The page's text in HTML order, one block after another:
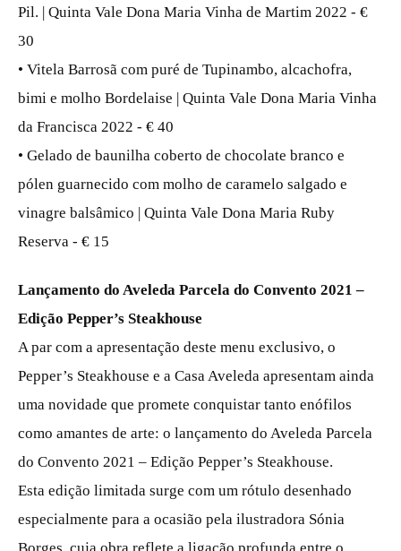
Pil. | Quinta Vale Dona Maria Vinha de Martim 2022 - €
30
• Vitela Barrosã com puré de Tupinambo, alcachofra,
bimi e molho Bordelaise | Quinta Vale Dona Maria Vinha
da Francisca 2022 - € 40
• Gelado de baunilha coberto de chocolate branco e
pólen guarnecido com molho de caramelo salgado e
vinagre balsâmico | Quinta Vale Dona Maria Ruby
Reserva - € 15
Lançamento do Aveleda Parcela do Convento 2021 –
Edição Pepper’s Steakhouse
A par com a apresentação deste menu exclusivo, o
Pepper’s Steakhouse e a Casa Aveleda apresentam ainda
uma novidade que promete conquistar tanto enófilos
como amantes de arte: o lançamento do Aveleda Parcela
do Convento 2021 – Edição Pepper’s Steakhouse.
Esta edição limitada surge com um rótulo desenhado
especialmente para a ocasião pela ilustradora Sónia